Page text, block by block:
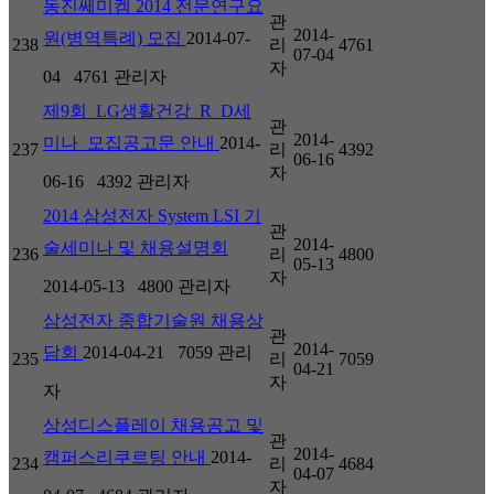
238
동진쎄미켐 2014 전문연구요
원(병역특례) 모집 2014-07-
04 4761 관리자
관
리
자
2014-
07-04
4761
237
제9회_LG생활건강_R_D세
미나_모집공고문 안내 2014-
06-16 4392 관리자
관
리
자
2014-
06-16
4392
236
2014 삼성전자 System LSI 기
술세미나 및 채용설명회
2014-05-13 4800 관리자
관
리
자
2014-
05-13
4800
235
삼성전자 종합기술원 채용상
담회 2014-04-21 7059 관리
자
관
리
자
2014-
04-21
7059
234
상성디스플레이 채용공고 및
캠퍼스리쿠르팅 안내 2014-
관
리
자
2014-
04-07
4684